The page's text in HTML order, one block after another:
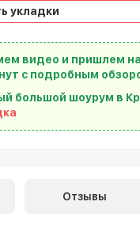
укладки
видео и пришлем на
с подробным
большой шоурум в
Отзывы